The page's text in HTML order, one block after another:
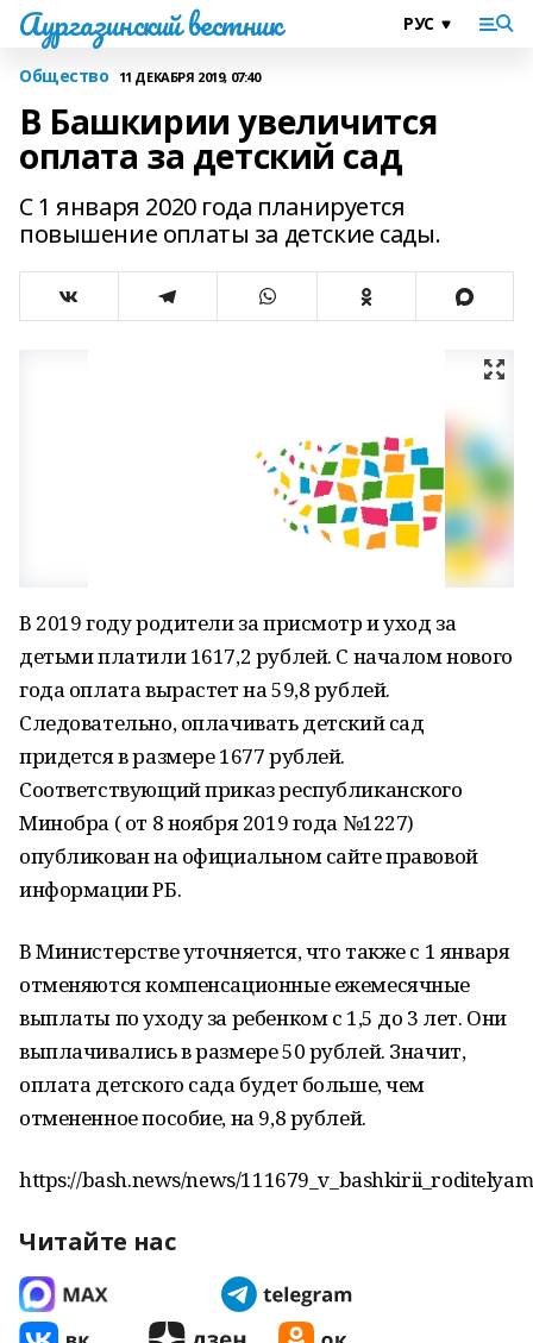
Аургазинский вестник
Общество 11 ДЕКАБРЯ 2019, 07:40
В Башкирии увеличится
оплата за детский сад
С 1 января 2020 года планируется
повышение оплаты за детские сады.
В 2019 году родители за присмотр и уход за
детьми платили 1617,2 рублей. С началом нового
года оплата вырастет на 59,8 рублей.
Следовательно, оплачивать детский сад
придется в размере 1677 рублей.
Соответствующий приказ республиканского
Минобра ( от 8 ноября 2019 года №1227)
опубликован на официальном сайте правовой
информации РБ.
В Министерстве уточняется, что также с 1 января
отменяются компенсационные ежемесячные
выплаты по уходу за ребенком с 1,5 до 3 лет. Они
выплачивались в размере 50 рублей. Значит,
оплата детского сада будет больше, чем
отмененное пособие, на 9,8 рублей.
https://bash.news/news/
Читайте нас